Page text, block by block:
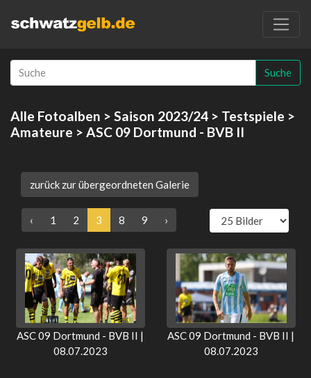
Suche
Alle Fotoalben > Saison 2023/24 > Testspiele >
Amateure > ASC 09 Dortmund - BVB II
zurück zur übergeordneten Galerie
‹ 1 2 3 8 9 ›
ASC 09 Dortmund - BVB II |
08.07.2023
ASC 09 Dortmund - BVB II |
08.07.2023